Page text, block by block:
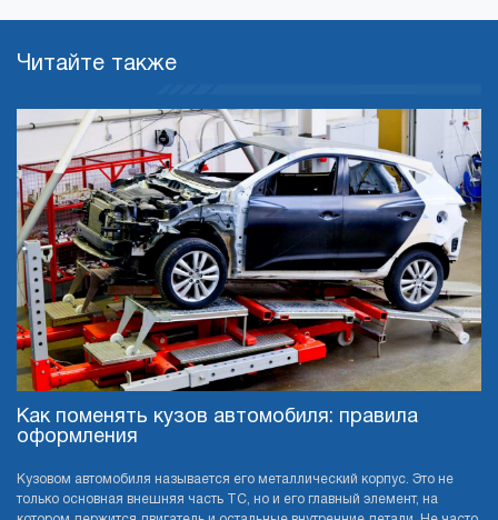
Читайте также
Как поменять кузов автомобиля: правила
оформления
Кузовом автомобиля называется его металлический корпус. Это не
только основная внешняя часть ТС, но и его главный элемент, на